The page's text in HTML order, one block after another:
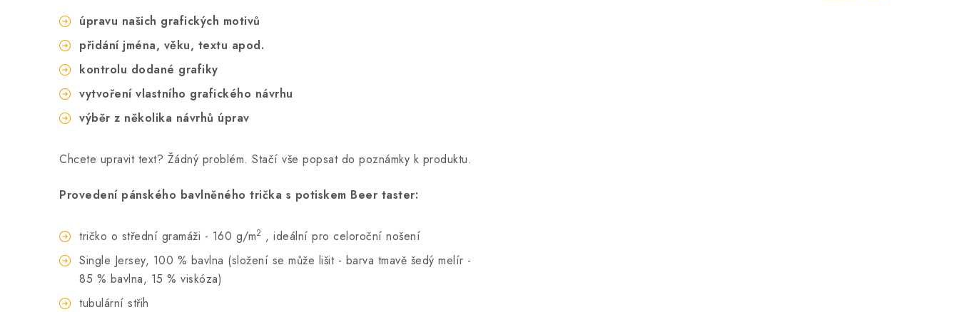
úpravu našich grafických motivů
přidání jména, věku, textu apod.
kontrolu dodané grafiky
vytvoření vlastního grafického návrhu
výběr z několika návrhů úprav
Chcete upravit text? Žádný problém. Stačí vše popsat do poznámky k produktu.
Provedení pánského bavlněného trička s potiskem Beer taster:
tričko o střední gramáži - 160 g/m2 , ideální pro celoroční nošení
Single Jersey, 100 % bavlna (složení se může lišit - barva tmavě šedý melír -
85 % bavlna, 15 % viskóza)
tubulární střih